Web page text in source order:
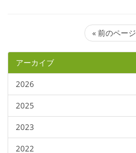
« 前のページ
アーカイブ
2026
2025
2023
2022